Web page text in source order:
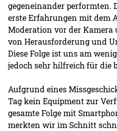
gegeneinander performten.
erste Erfahrungen mit dem
Moderation vor der Kamera
von Herausforderung und
Diese Folge ist uns am
jedoch sehr hilfreich für die
Aufgrund eines
Tag kein Equipment zur
gesamte Folge mit
merkten wir im Schnitt